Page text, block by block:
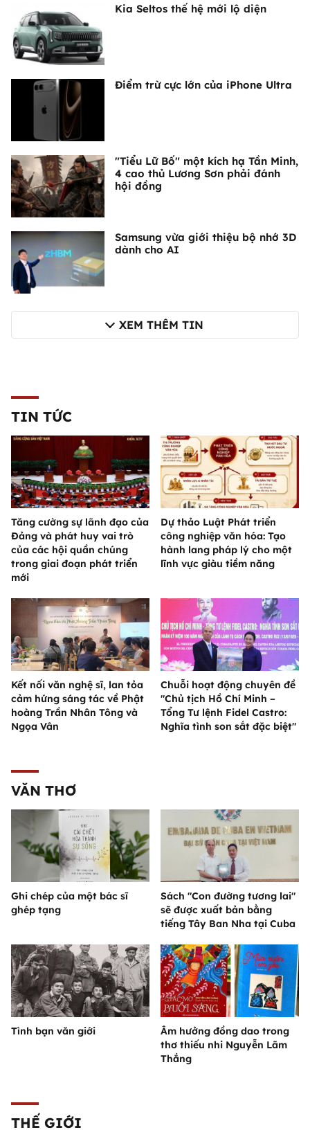
Kia Seltos thế hệ mới lộ diện
Điểm trừ cực lớn của iPhone Ultra
"Tiểu Lữ Bố" một kích hạ Tần Minh,
4 cao thủ Lương Sơn phải đánh
hội đồng
Samsung vừa giới thiệu bộ nhớ 3D
dành cho AI
XEM THÊM TIN
TIN TỨC
Tăng cường sự lãnh đạo của
Đảng và phát huy vai trò
của các hội quần chúng
trong giai đoạn phát triển
mới
Dự thảo Luật Phát triển
công nghiệp văn hóa: Tạo
hành lang pháp lý cho một
lĩnh vực giàu tiềm năng
Kết nối văn nghệ sĩ, lan tỏa
cảm hứng sáng tác về Phật
hoàng Trần Nhân Tông và
Ngọa Vân
Chuỗi hoạt động chuyên đề
"Chủ tịch Hồ Chí Minh –
Tổng Tư lệnh Fidel Castro:
Nghĩa tình son sắt đặc biệt"
VĂN THƠ
Ghi chép của một bác sĩ
ghép tạng
Sách "Con đường tương lai"
sẽ được xuất bản bằng
tiếng Tây Ban Nha tại Cuba
Tình bạn văn giới
Âm hưởng đồng dao trong
thơ thiếu nhi Nguyễn Lãm
Thắng
THẾ GIỚI